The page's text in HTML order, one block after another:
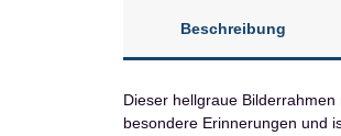
Beschreibung
Dieser hellgraue
besondere Erinnerungen und